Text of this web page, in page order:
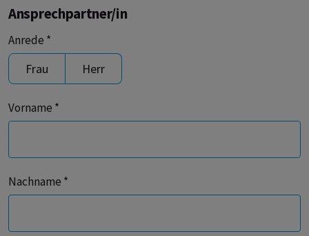
Ansprechpartner/in
Anrede *
Frau Herr
Vorname *
Nachname *